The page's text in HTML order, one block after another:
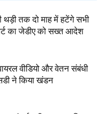
थड़ी तक दो माह में हटेंगे सभी
का जेडीए को सख्त आदेश
वीडियो और वेतन संबंधी
ने किया खंडन